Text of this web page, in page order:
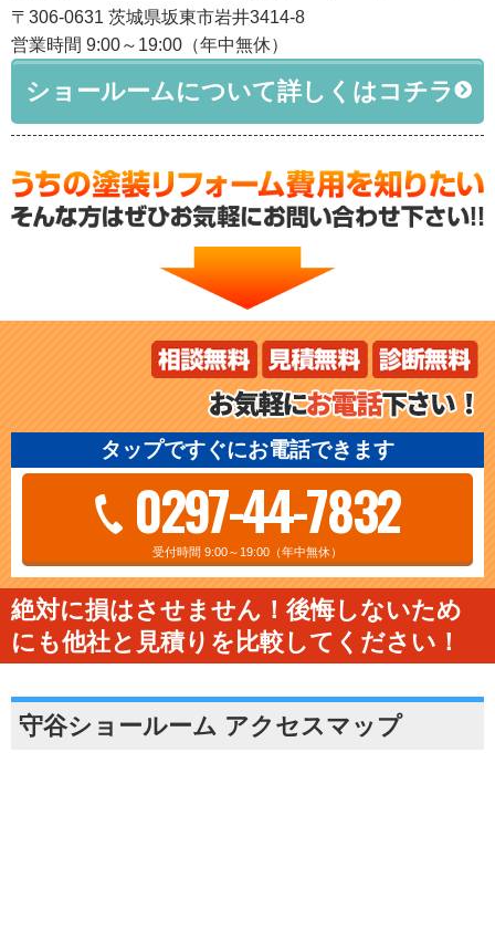
〒306-0631 茨城県坂東市岩井3414-8
営業時間 9:00～19:00（年中無休）
ショールームについて詳しくはコチラ
タップですぐにお電話できます
0297-44-7832
受付時間 9:00～19:00（年中無休）
絶対に損はさせません！後悔しないため
にも他社と見積りを比較してください！
守谷ショールーム アクセスマップ